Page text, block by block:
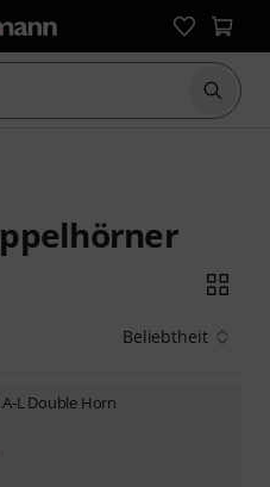
Suche
Beliebtheit
L Double Horn